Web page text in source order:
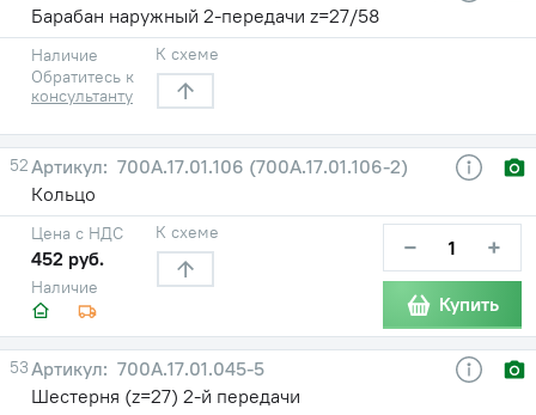
Барабан наружный 2-передачи z=27/58
Наличие
Обратитесь к
консультанту
К схеме
52
700А.17.01.106 (700А.17.01.106-2)
Кольцо
Наличие
Цена с НДС
452 руб.
К схеме − +
Купить
53
700А.17.01.045-5
Шестерня (z=27) 2-й передачи